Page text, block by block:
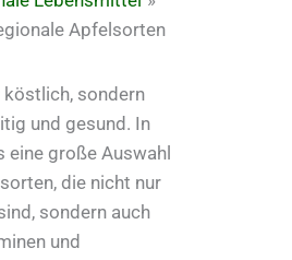
Apfelsorten
sondern
und gesund. In
eine große Auswahl
die nicht nur
sondern auch
und